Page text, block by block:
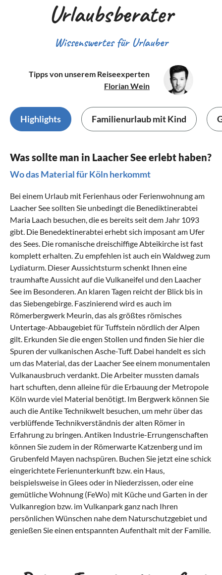
Urlaubsberater
Wissenswertes für Urlauber
Tipps von unserem Reiseexperten
Florian Wein
Highlights Familienurlaub mit Kind
Was sollte man in Laacher See erlebt haben?
Wo das Material für Köln herkommt
Bei einem Urlaub mit Ferienhaus oder Ferienwohnung am
Laacher See sollten Sie unbedingt die Benediktinerabtei
Maria Laach besuchen, die es bereits seit dem Jahr 1093
gibt. Die Benedektinerabtei erhebt sich imposant am Ufer
des Sees. Die romanische dreischiffige Abteikirche ist fast
komplett erhalten. Zu empfehlen ist auch ein Waldweg zum
Lydiaturm. Dieser Aussichtsturm schenkt Ihnen eine
traumhafte Aussicht auf die Vulkaneifel und den Laacher
See im Besonderen. An klaren Tagen reicht der Blick bis in
das Siebengebirge. Faszinierend wird es auch im
Römerbergwerk Meurin, das als größtes römisches
Untertage-Abbaugebiet für Tuffstein nördlich der Alpen
gilt. Erkunden Sie die engen Stollen und finden Sie hier die
Spuren der vulkanischen Asche-Tuff. Dabei handelt es sich
um das Material, das der Laacher See einem monumentalen
Vulkanausbruch verdankt. Die Arbeiter mussten damals
hart schuften, denn alleine für die Erbauung der Metropole
Köln wurde viel Material benötigt. Im Bergwerk können Sie
auch die Antike Technikwelt besuchen, um mehr über das
verblüffende Technikverständnis der alten Römer in
Erfahrung zu bringen. Antiken Industrie-Errungenschaften
können Sie zudem in der Römerwarte Katzenberg und im
Grubenfeld Mayen nachspüren. Buchen Sie jetzt eine schick
eingerichtete Ferienunterkunft bzw. ein Haus,
beispielsweise in Glees oder in Niederzissen, oder eine
gemütliche Wohnung (FeWo) mit Küche und Garten in der
Vulkanregion bzw. im Vulkanpark ganz nach Ihren
persönlichen Wünschen nahe dem Naturschutzgebiet und
genießen Sie einen entspannten Aufenthalt mit der Familie.
Auf den Spuren der Lava am Laacher See
Kanzlerleibspeise und Eifel-Spezialitäten
Laacher See: Der größte See des Bundeslandes